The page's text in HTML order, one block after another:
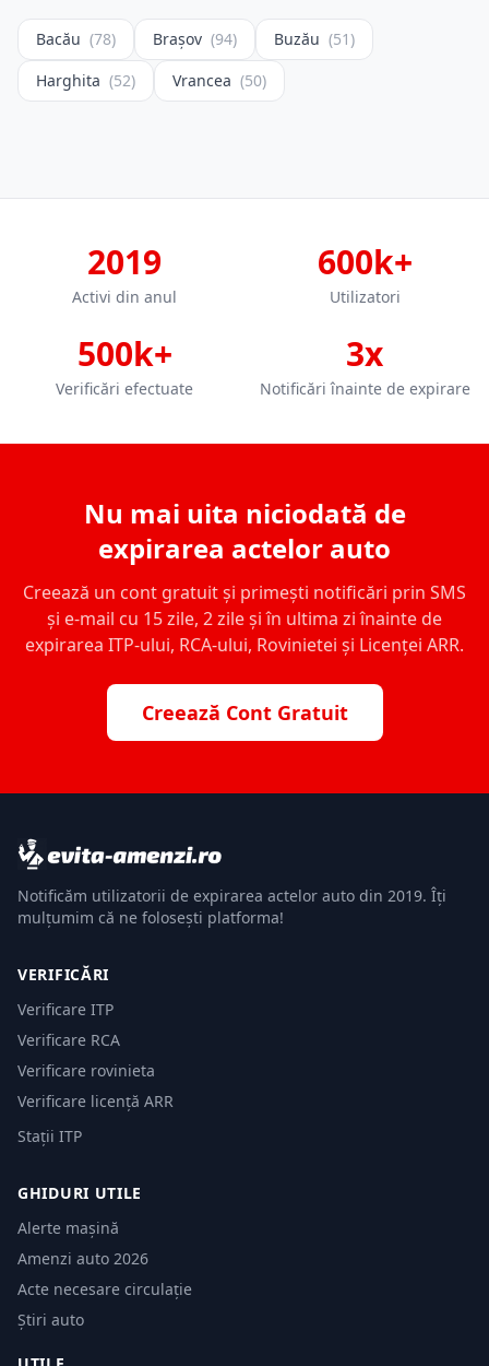
Bacău (78) Brașov (94) Buzău (51)
Harghita (52) Vrancea (50)
2019
Activi din anul
600k+
Utilizatori
500k+
Verificări efectuate
3x
Notificări înainte de expirare
Nu mai uita niciodată de
expirarea actelor auto
Creează un cont gratuit și primești notificări prin SMS
și e-mail cu 15 zile, 2 zile și în ultima zi înainte de
expirarea ITP-ului, RCA-ului, Rovinietei și Licenței ARR.
Creează Cont Gratuit
Notificăm utilizatorii de expirarea actelor auto din 2019. Îți
mulțumim că ne folosești platforma!
VERIFICĂRI
Verificare ITP
Verificare RCA
Verificare rovinieta
Verificare licență ARR
Stații ITP
GHIDURI UTILE
Alerte mașină
Amenzi auto 2026
Acte necesare circulație
Știri auto